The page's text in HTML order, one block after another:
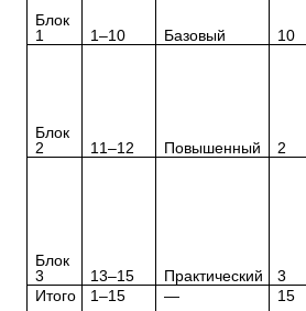
Блок
1
1–10 Базовый 10
Блок
2
11–12 Повышенный 2
Блок
3
13–15 Практический 3
Итого
1–15 — 15